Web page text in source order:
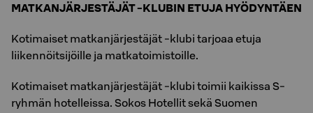
MATKANJÄRJESTÄJÄT -KLUBIN ETUJA HYÖDYNTÄEN
Kotimaiset matkanjärjestäjät -klubi tarjoaa etuja
liikennöitsijöille ja matkatoimistoille.
Kotimaiset matkanjärjestäjät -klubi toimii kaikissa S-
ryhmän hotelleissa. Sokos Hotellit sekä Suomen